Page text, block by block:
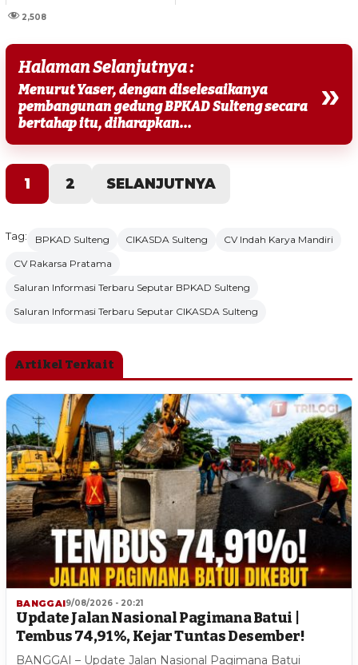
2,508
Halaman Selanjutnya :
Menurut Yaser, dengan diselesaikanya
pembangunan gedung BPKAD Sulteng secara
bertahap itu, diharapkan...
»
1 2 SELANJUTNYA
Tag: BPKAD Sulteng CIKASDA Sulteng
CV Indah Karya Mandiri
CV Rakarsa Pratama
Saluran Informasi Terbaru Seputar BPKAD Sulteng
Saluran Informasi Terbaru Seputar CIKASDA Sulteng
Artikel Terkait
BANGGAI9/08/2026 - 20:21
Update Jalan Nasional Pagimana Batui |
Tembus 74,91%, Kejar Tuntas Desember!
BANGGAI – Update Jalan Nasional Pagimana Batui